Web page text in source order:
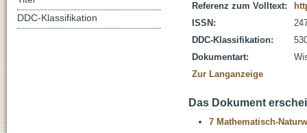
Referenz zum Volltext:
ISSN:
DDC-Klassifikation:
Dokumentart:
Zur Langanzeige
Das Dokument
7 Mathematisch-
DDC-Klassifikation